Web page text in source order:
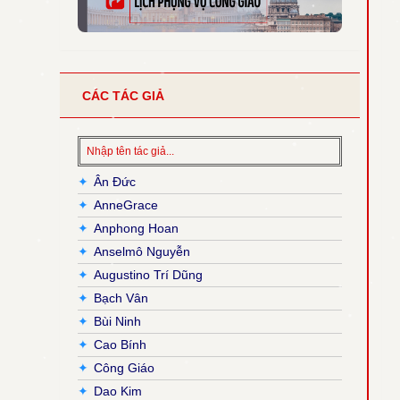
CÁC TÁC GIẢ
✦ Ân Đức
✦ AnneGrace
✦ Anphong Hoan
✦ Anselmô Nguyễn
✦ Augustino Trí Dũng
✦ Bạch Vân
✦ Bùi Ninh
✦ Cao Bính
✦ Công Giáo
✦ Dao Kim